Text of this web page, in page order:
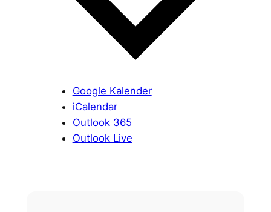
Google Kalender
iCalendar
Outlook 365
Outlook Live